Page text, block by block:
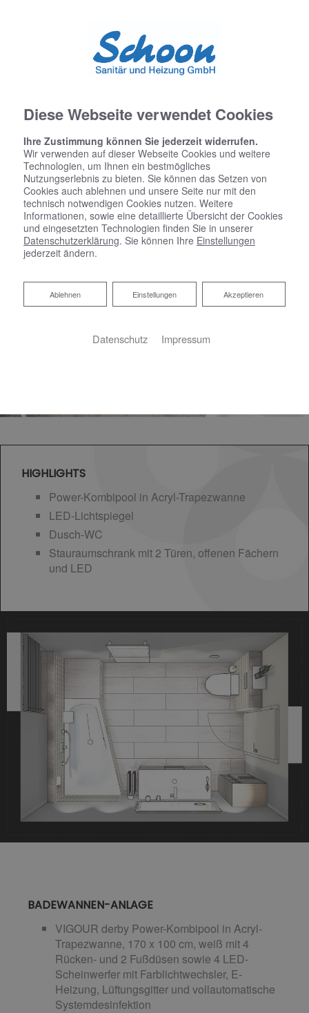
Startseite»Bad»Badinspiration & Musterbäder
Luxus-Bad 8,2 ㎡
HIGHLIGHTS
Power-Kombipool in Acryl-Trapezwanne
LED-Lichtspiegel
Dusch-WC
Stauraumschrank mit 2 Türen, offenen Fächern
und LED
BADEWANNEN-ANLAGE
VIGOUR derby Power-Kombipool in Acryl-
Trapezwanne, 170 x 100 cm, weiß mit 4
Rücken- und 2 Fußdüsen sowie 4 LED-
Scheinwerfer mit Farblichtwechsler, E-
Heizung, Lüftungsgitter und vollautomatische
Systemdesinfektion
Diese Webseite verwendet Cookies
Ihre Zustimmung können Sie jederzeit widerrufen.
Wir verwenden auf dieser Webseite Cookies und weitere
Technologien, um Ihnen ein bestmögliches
Nutzungserlebnis zu bieten. Sie können das Setzen von
Cookies auch ablehnen und unsere Seite nur mit den
technisch notwendigen Cookies nutzen. Weitere
Informationen, sowie eine detaillierte Übersicht der Cookies
und eingesetzten Technologien finden Sie in unserer
Datenschutzerklärung. Sie können Ihre Einstellungen
jederzeit ändern.
Akzeptieren
Einstellungen
Ablehnen
Ablehnen
Datenschutz Impressum